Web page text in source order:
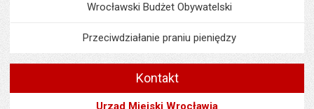
Wrocławski Budżet Obywatelski
Przeciwdziałanie praniu pieniędzy
Kontakt
Urząd Miejski Wrocławia